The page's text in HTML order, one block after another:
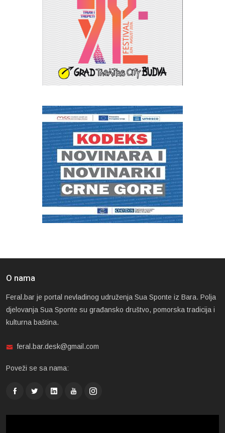
O nama
Feral.bar je portal nevladinog udruženja Sua Sponte iz Bara. Polja
djelovanja Sua Sponte su građansko društvo, pomorska tradicija i
kulturna baština.
feral.bar.desk@gmail.com
Poveži se sa nama: